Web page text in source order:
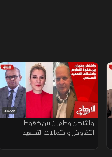
30:00
واشنطن وطهران بين ضغوط
التفاوض واحتمالات التصعيد